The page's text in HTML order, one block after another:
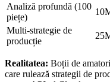
Analiză profundă (100
piețe)
Multi-strategie de
producție
Realitatea: Boții de
care rulează strategii de